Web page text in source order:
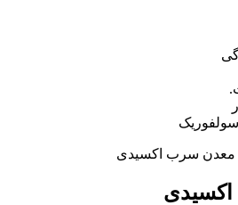
سولفوریک